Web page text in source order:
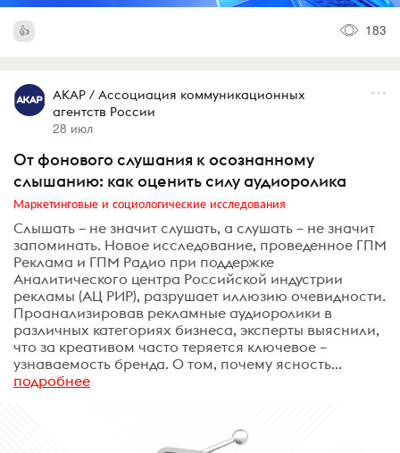
183
АКАР / Ассоциация коммуникационных
агентств России
28 июл
От фонового слушания к осознанному
слышанию: как оценить силу аудиоролика
Маркетинговые и социологические исследования
Слышать – не значит слушать, а слушать – не значит
запоминать. Новое исследование, проведенное ГПМ
Реклама и ГПМ Радио при поддержке
Аналитического центра Российской индустрии
рекламы (АЦ РИР), разрушает иллюзию очевидности.
Проанализировав рекламные аудиоролики в
различных категориях бизнеса, эксперты выяснили,
что за креативом часто теряется ключевое –
узнаваемость бренда. О том, почему ясность...
подробнее